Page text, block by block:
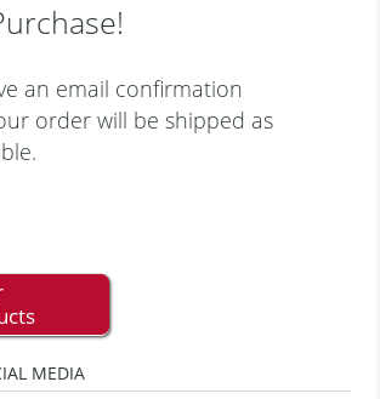
an email confirmation
order will be shipped as
MEDIA